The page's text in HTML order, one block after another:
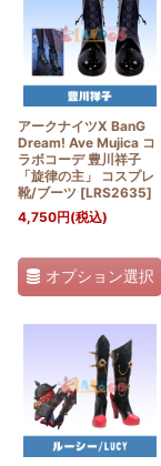
アークナイツX BanG
Dream! Ave Mujica コ
ラボコーデ 豊川祥子
「旋律の主」 コスプレ
靴/ブーツ [LRS2635]
4,750円(税込)
オプション選択